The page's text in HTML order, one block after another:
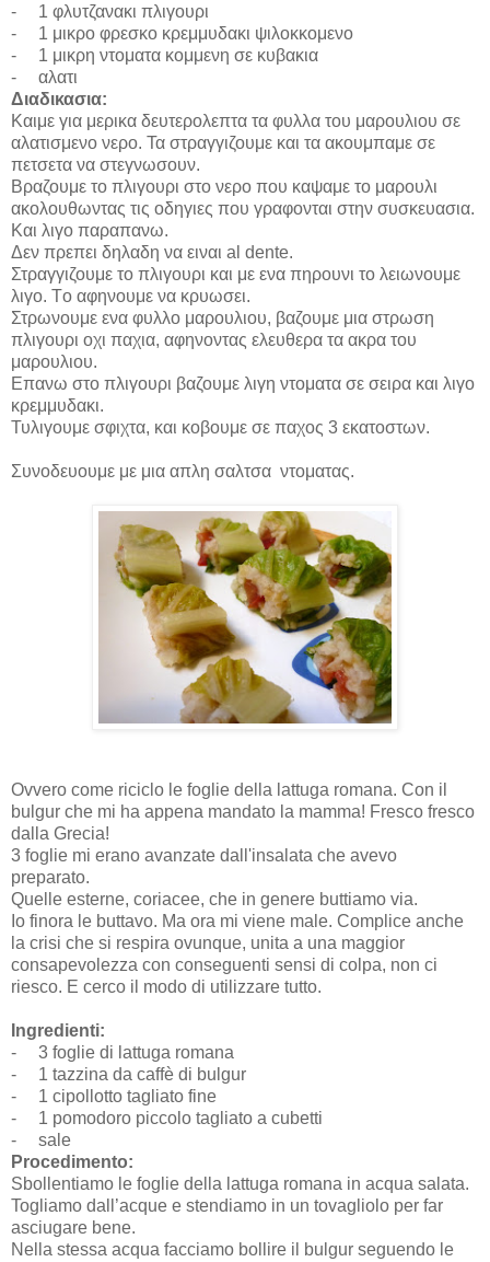
-
1 φλυτζανακι πλιγουρι
-
1 μικρο φρεσκο κρεμμυδακι ψιλοκκομενο
-
1 μικρη ντοματα κομμενη σε κυβακια
-
αλατι
Διαδικασια:
Καιμε για μερικα δευτερολεπτα τα φυλλα του μαρουλιου σε
αλατισμενο νερο. Τα στραγγιζουμε και τα ακουμπαμε σε
πετσετα να στεγνωσουν.
Βραζουμε το πλιγουρι στο νερο που καψαμε το μαρουλι
ακολουθωντας τις οδηγιες που γραφονται στην συσκευασια.
Και λιγο παραπανω.
Δεν πρεπει δηλαδη να ειναι al dente.
Στραγγιζουμε το πλιγουρι και με ενα πηρουνι το λειωνουμε
λιγο. Τo αφηνουμε να κρυωσει.
Στρωνουμε ενα φυλλο μαρουλιου, βαζουμε μια στρωση
πλιγουρι οχι παχια, αφηνοντας ελευθερα τα ακρα του
μαρουλιου.
Επανω στο πλιγουρι βαζουμε λιγη ντοματα σε σειρα και λιγο
κρεμμυδακι.
Τυλιγουμε σφιχτα, και κοβουμε σε παχος 3 εκατοστων.
Συνοδευουμε με μια απλη σαλτσα ντοματας.
Ovvero come riciclo le foglie della lattuga romana. Con il
bulgur che mi ha appena mandato la mamma! Fresco fresco
dalla Grecia!
3 foglie mi erano avanzate dall'insalata che avevo
preparato.
Quelle esterne, coriacee, che in genere buttiamo via.
Io finora le buttavo. Ma ora mi viene male. Complice anche
la crisi che si respira ovunque, unita a una maggior
consapevolezza con conseguenti sensi di colpa, non ci
riesco. E cerco il modo di utilizzare tutto.
Ingredienti:
-
3 foglie di lattuga romana
-
1 tazzina da caffè di bulgur
-
1 cipollotto tagliato fine
-
1 pomodoro piccolo tagliato a cubetti
-
sale
Procedimento:
Sbollentiamo le foglie della lattuga romana in acqua salata.
Togliamo dall’acque e stendiamo in un tovagliolo per far
asciugare bene.
Nella stessa acqua facciamo bollire il bulgur seguendo le